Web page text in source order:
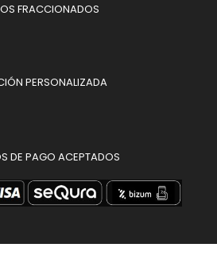
FRACCIONADOS
PERSONALIZADA
DE PAGO ACEPTADOS